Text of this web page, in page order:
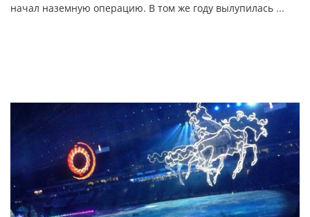
начал наземную операцию. В том же году вылупилась ...